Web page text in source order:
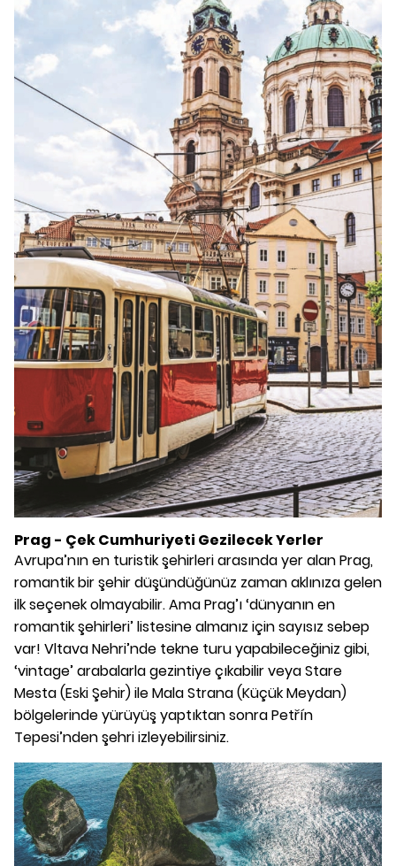
Prag - Çek Cumhuriyeti Gezilecek Yerler
Avrupa’nın en turistik şehirleri arasında yer alan Prag,
romantik bir şehir düşündüğünüz zaman aklınıza gelen
ilk seçenek olmayabilir. Ama Prag’ı ‘dünyanın en
romantik şehirleri’ listesine almanız için sayısız sebep
var! Vltava Nehri’nde tekne turu yapabileceğiniz gibi,
‘vintage’ arabalarla gezintiye çıkabilir veya Stare
Mesta (Eski Şehir) ile Mala Strana (Küçük Meydan)
bölgelerinde yürüyüş yaptıktan sonra Petřín
Tepesi’nden şehri izleyebilirsiniz.